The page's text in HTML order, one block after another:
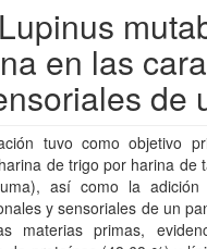
en las
de
tuvo como objetivo
de trigo por harina de
así como la
y sensoriales de un
materias primas,